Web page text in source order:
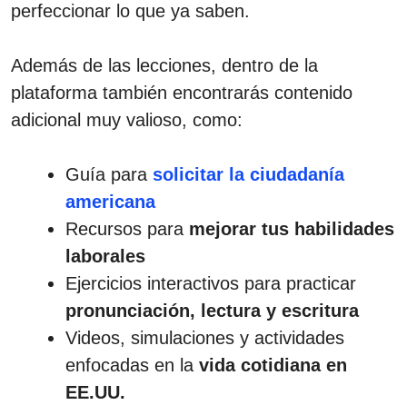
perfeccionar lo que ya saben.
Además de las lecciones, dentro de la
plataforma también encontrarás contenido
adicional muy valioso, como:
Guía para solicitar la ciudadanía
americana
Recursos para mejorar tus habilidades
laborales
Ejercicios interactivos para practicar
pronunciación, lectura y escritura
Videos, simulaciones y actividades
enfocadas en la vida cotidiana en
EE.UU.